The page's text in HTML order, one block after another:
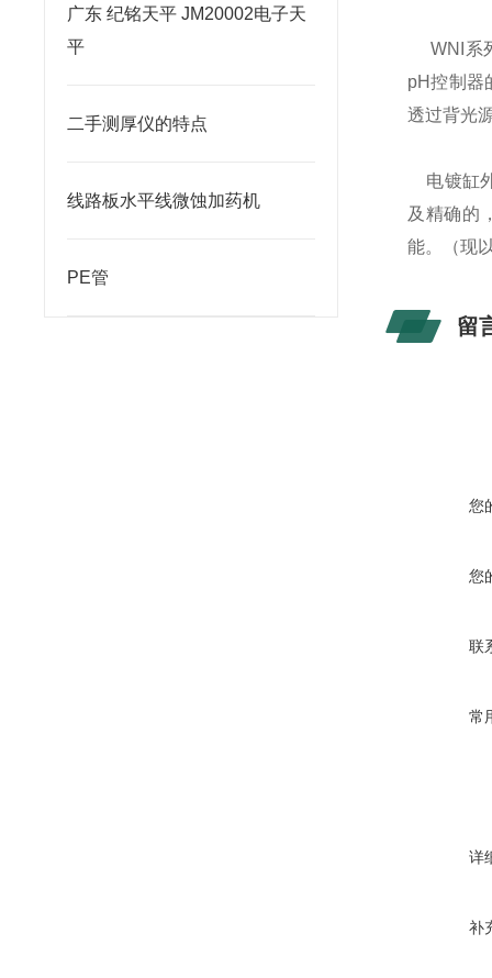
广东 纪铭天平 JM20002电子天
平
二手测厚仪的特点
线路板水平线微蚀加药机
PE管
WNI 系
pH控制器
透过背光
电镀缸
及精确的
能。（现
留
您
您
联
常
详
补